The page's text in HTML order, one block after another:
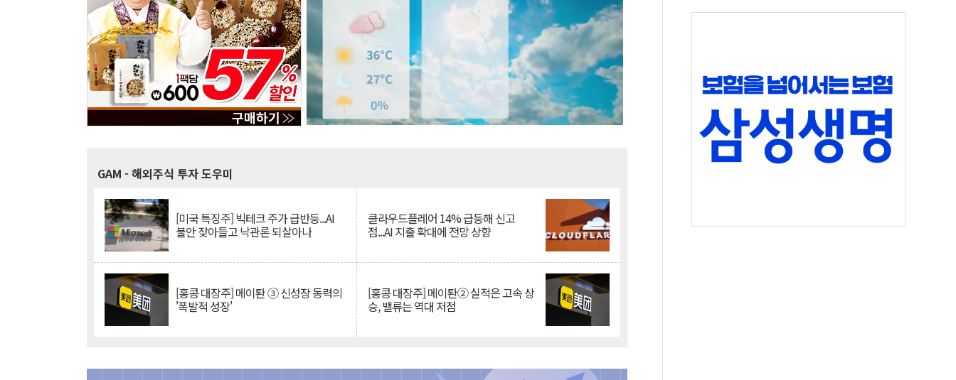
GAM - 해외주식 투자 도우미
[미국 특징주] 빅테크 주가 급반등...AI
불안 잦아들고 낙관론 되살아나
클라우드플레어 14% 급등해 신고
점...AI 지출 확대에 전망 상향
[홍콩 대장주] 메이퇀 ③ 신성장 동력의
'폭발적 성장'
[홍콩 대장주] 메이퇀② 실적은 고속 상
승, 밸류는 역대 저점